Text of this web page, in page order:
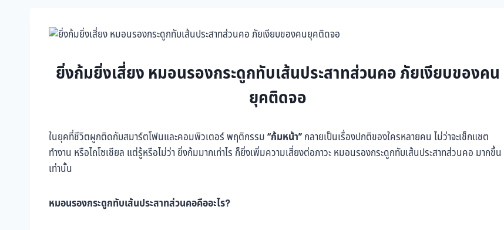
ยิ่งก้มยิ่งเสี่ยง หมอนรองกระดูกทับเส้นประสาทส่วนคอภัยเงียบของคน
ยุคติดจอ
ในยุคที่ชีวิตผูกติดกับสมาร์ตโฟนและคอมพิวเตอร์ พฤติกรรม“ก้มหน้า”กลายเป็นเรื่องปกติของใครหลายคน ไม่ว่าจะเช็กแชต
ทำงาน หรือไถโซเชียล แต่รู้หรือไม่ว่า ยิ่งก้มมากเท่าไร ก็ยิ่งเพิ่มความเสี่ยงต่อภาวะ หมอนรองกระดูกทับเส้นประสาทส่วนคอ มากขึ้น
เท่านั้น
หมอนรองกระดูกทับเส้นประสาทส่วนคอคืออะไร?